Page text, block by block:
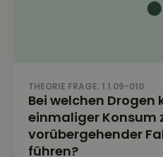
THEORIE FRAGE: 1.1.09-010
Bei welchen Drogen
einmaliger Konsum
vorübergehender
führen?